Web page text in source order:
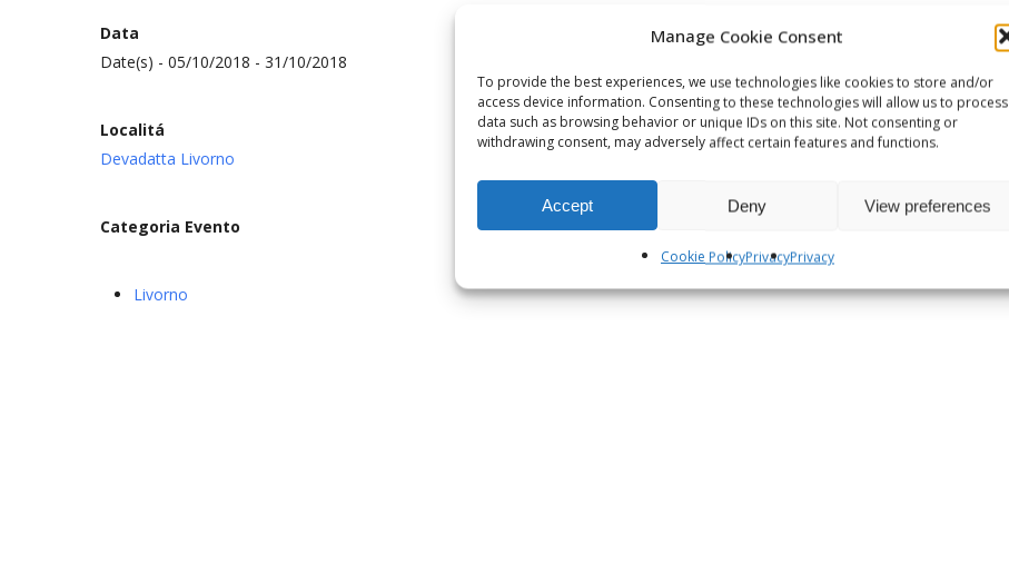
Manage Cookie Consent
To provide the best experiences, we use technologies like cookies to store and/or
access device information. Consenting to these technologies will allow us to process
data such as browsing behavior or unique IDs on this site. Not consenting or
withdrawing consent, may adversely affect certain features and functions.
Accept Deny View preferences
Cookie PolicyPrivacyPrivacy
Data
Date(s) - 05/10/2018 - 31/10/2018
Localitá
Devadatta Livorno
Categoria Evento
Livorno